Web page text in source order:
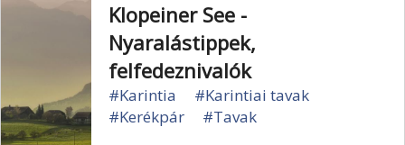
Klopeiner See -
Nyaralástippek,
felfedeznivalók
#Karintia
#Karintiai tavak
#Kerékpár
#Tavak